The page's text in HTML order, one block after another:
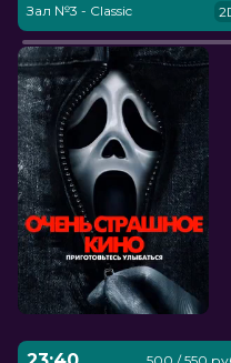
Зал №3 - Classic
500 / 550